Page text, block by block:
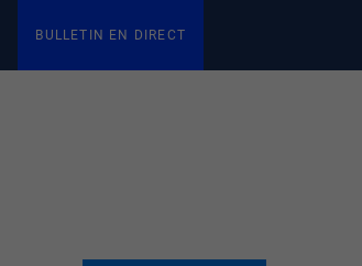
BULLETIN EN DIRECT